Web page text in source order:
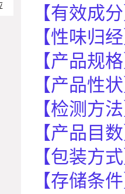
【有效成
【性味归
【产品规
【产品性
【检测方
【产品目
【包装方
【存储条